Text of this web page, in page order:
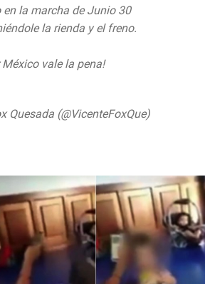
la marcha de Junio 30
la rienda y el freno.
México vale la pena!
Quesada (@VicenteFoxQue)